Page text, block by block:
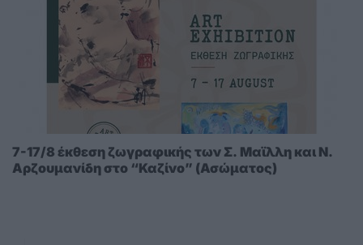
7-17/8 έκθεση ζωγραφικής των Σ. Μαϊλλη και Ν.
Αρζουμανίδη στο “Καζίνο” (Ασώματος)